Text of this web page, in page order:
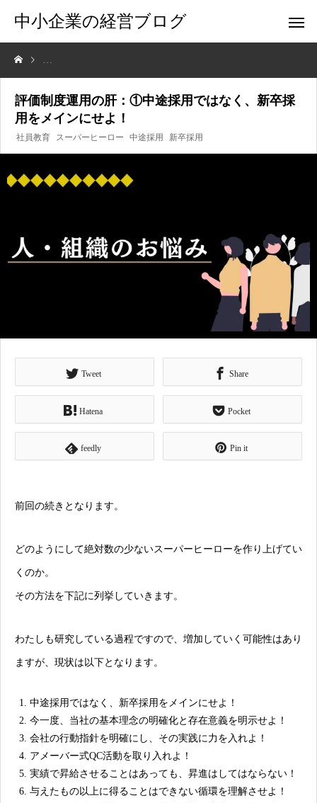
中小企業の経営ブログ
評価制度運用の肝：①中途採用ではなく、新卒採用をメインにせよ！
評価制度運用の肝：①中途採用ではなく、新卒採
用をメインにせよ！
社員教育 スーパーヒーロー 中途採用 新卒採用
Tweet Share
Hatena Pocket
feedly Pin it
前回の続き となります。
どのようにして絶対数の少ないスーパーヒーローを作り上げてい
くのか。
その方法を下記に列挙していきます。
わたしも研究している過程ですので、増加していく可能性はあり
ますが、現状は以下となります。
中途採用ではなく、新卒採用をメインにせよ！
今一度、当社の基本理念の明確化と存在意義を明示せよ！
会社の行動指針を明確にし、その実践に力を入れよ！
アメーバー式QC活動を取り入れよ！
実績で昇給させることはあっても、昇進はしてはならない！
与えたもの以上に得ることはできない循環を理解させよ！